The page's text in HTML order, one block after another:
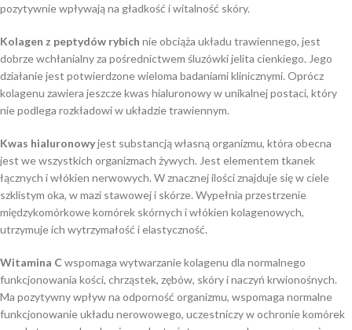
pozytywnie wpływają na gładkość i witalność skóry.
Kolagen z peptydów rybich nie obciąża układu trawiennego, jest
dobrze wchłanialny za pośrednictwem śluzówki jelita cienkiego. Jego
działanie jest potwierdzone wieloma badaniami klinicznymi. Oprócz
kolagenu zawiera jeszcze kwas hialuronowy w unikalnej postaci, który
nie podlega rozkładowi w układzie trawiennym.
Kwas hialuronowyjest substancją własną organizmu, która obecna
jest we wszystkich organizmach żywych. Jest elementem tkanek
łącznych i włókien nerwowych. W znacznej ilości znajduje się w ciele
szklistym oka, w mazi stawowej i skórze. Wypełnia przestrzenie
międzykomórkowe komórek skórnych i włókien kolagenowych,
utrzymuje ich wytrzymałość i elastyczność.
Witamina C wspomaga wytwarzanie kolagenu dla normalnego
funkcjonowania kości, chrząstek, zębów, skóry i naczyń krwionośnych.
Ma pozytywny wpływ na odporność organizmu, wspomaga normalne
funkcjonowanie układu nerowowego, uczestniczy w ochronie komórek